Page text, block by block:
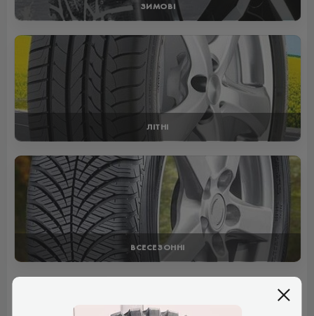
ЗИМОВІ
ЛІТНІ
ВСЕСЕЗОННІ